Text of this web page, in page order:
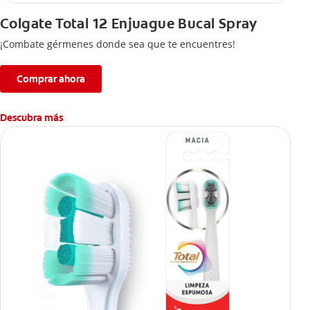
Colgate Total 12 Enjuague Bucal Spray
¡Combate gérmenes donde sea que te encuentres!
Comprar ahora
Descubra más